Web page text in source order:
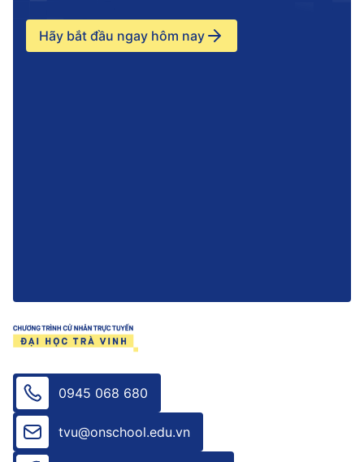
Hãy bắt đầu ngay hôm nay
0945 068 680
tvu@onschool.edu.vn